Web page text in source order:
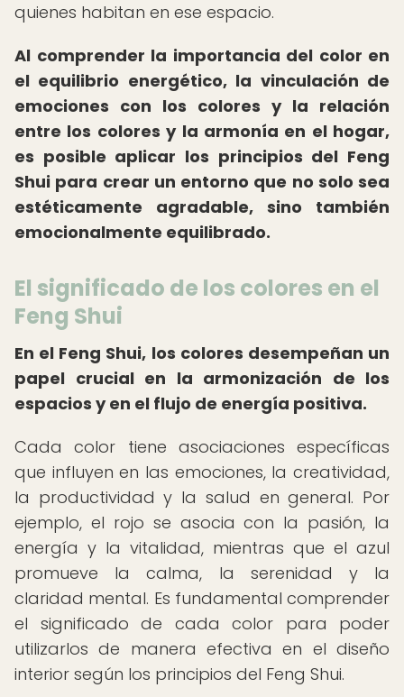
quienes habitan en ese espacio.
Al comprender la importancia del color en
el equilibrio energético, la vinculación de
emociones con los colores y la relación
entre los colores y la armonía en el hogar,
es posible aplicar los principios del Feng
Shui para crear un entorno que no solo sea
estéticamente agradable, sino también
emocionalmente equilibrado.
El significado de los colores en el
Feng Shui
En el Feng Shui, los colores desempeñan un
papel crucial en la armonización de los
espacios y en el flujo de energía positiva.
Cada color tiene asociaciones específicas
que influyen en las emociones, la creatividad,
la productividad y la salud en general. Por
ejemplo, el rojo se asocia con la pasión, la
energía y la vitalidad, mientras que el azul
promueve la calma, la serenidad y la
claridad mental. Es fundamental comprender
el significado de cada color para poder
utilizarlos de manera efectiva en el diseño
interior según los principios del Feng Shui.